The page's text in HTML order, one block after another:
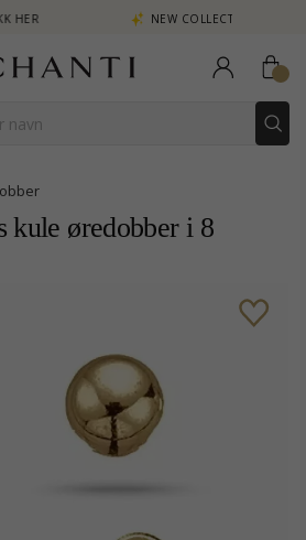
NEW COLLECTION | AURA
kule øredobber i 8